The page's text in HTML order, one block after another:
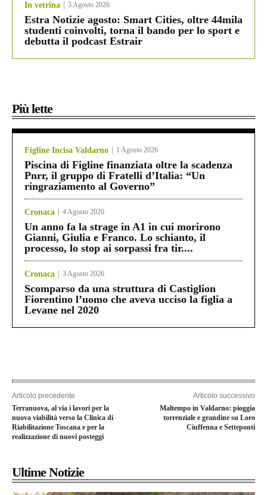
In vetrina 3 Agosto 2026
Estra Notizie agosto: Smart Cities, oltre 44mila
studenti coinvolti, torna il bando per lo sport e
debutta il podcast Estrair
Più lette
Figline Incisa Valdarno 1 Agosto 2026
Piscina di Figline finanziata oltre la scadenza
Pnrr, il gruppo di Fratelli d’Italia: “Un
ringraziamento al Governo”
Cronaca 4 Agosto 2026
Un anno fa la strage in A1 in cui morirono
Gianni, Giulia e Franco. Lo schianto, il
processo, lo stop ai sorpassi fra tir....
Cronaca 3 Agosto 2026
Scomparso da una struttura di Castiglion
Fiorentino l’uomo che aveva ucciso la figlia a
Levane nel 2020
Articolo precedente
Terranuova, al via i lavori per la
nuova viabilità verso la Clinica di
Riabilitazione Toscana e per la
realizzazione di nuovi posteggi
Articolo successivo
Maltempo in Valdarno: pioggia
torrenziale e grandine su Loro
Ciuffenna e Setteponti
Ultime Notizie